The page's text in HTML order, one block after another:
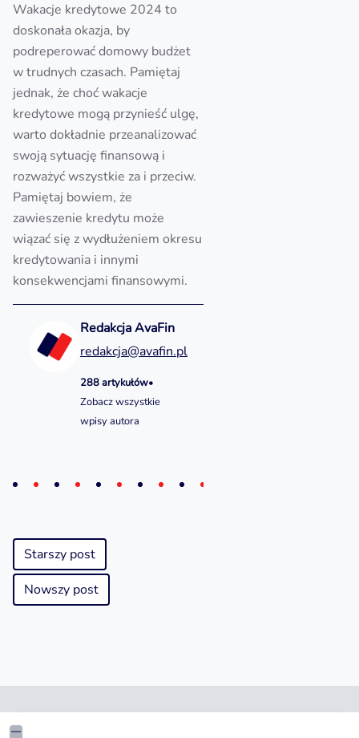
Wakacje kredytowe 2024 to
doskonała okazja, by
podreperować domowy budżet
w trudnych czasach. Pamiętaj
jednak, że choć wakacje
kredytowe mogą przynieść ulgę,
warto dokładnie przeanalizować
swoją sytuację finansową i
rozważyć wszystkie za i przeciw.
Pamiętaj bowiem, że
zawieszenie kredytu może
wiązać się z wydłużeniem okresu
kredytowania i innymi
konsekwencjami finansowymi.
Redakcja AvaFin
redakcja@avafin.pl
288 artykułów•
Zobacz wszystkie
wpisy autora
Starszy post
Nowszy post